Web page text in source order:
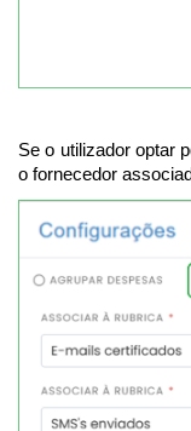
Se o utilizador optar
o fornecedor